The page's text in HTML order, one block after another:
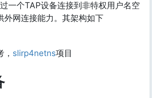
一个TAP设备连接到非特权用户名空
外网连接能力。其架构如下
slirp4netns项目